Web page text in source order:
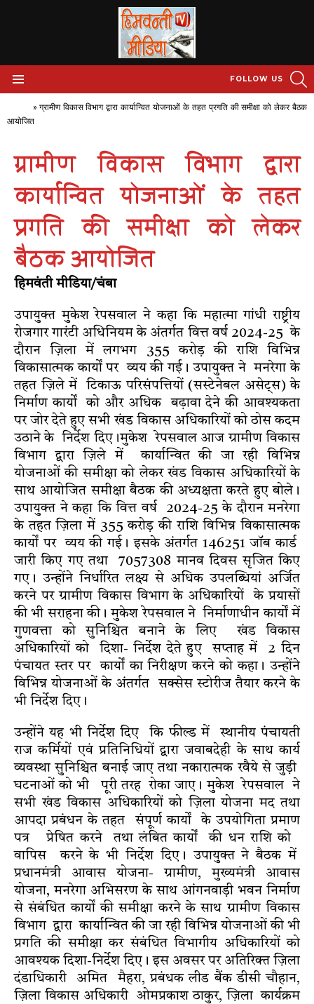
FOLLOW US
» ग्रामीण विकास विभाग द्वारा कार्यान्वित योजनाओं के तहत प्रगति की समीक्षा को लेकर बैठक
आयोजित
ग्रामीण विकास विभाग द्वारा
कार्यान्वित योजनाओं के तहत
प्रगति की समीक्षा को लेकर
बैठक आयोजित
हिमवंती मीडिया/चंबा
उपायुक्त मुकेश रेपसवाल ने कहा कि महात्मा गांधी राष्ट्रीय
रोजगार गारंटी अधिनियम के अंतर्गत वित्त वर्ष 2024-25 के
दौरान ज़िला में लगभग 355 करोड़ की राशि विभिन्न
विकासात्मक कार्यों पर व्यय की गई। उपायुक्त ने मनरेगा के
तहत ज़िले में टिकाऊ परिसंपत्तियों (सस्टेनेबल असेट्स) के
निर्माण कार्यों को और अधिक बढ़ावा देने की आवश्यकता
पर जोर देते हुए सभी खंड विकास अधिकारियों को ठोस कदम
उठाने के निर्देश दिए।मुकेश रेपसवाल आज ग्रामीण विकास
विभाग द्वारा ज़िले में कार्यान्वित की जा रही विभिन्न
योजनाओं की समीक्षा को लेकर खंड विकास अधिकारियों के
साथ आयोजित समीक्षा बैठक की अध्यक्षता करते हुए बोले।
उपायुक्त ने कहा कि वित्त वर्ष 2024-25 के दौरान मनरेगा
के तहत ज़िला में 355 करोड़ की राशि विभिन्न विकासात्मक
कार्यों पर व्यय की गई। इसके अंतर्गत 146251 जॉब कार्ड
जारी किए गए तथा 7057308 मानव दिवस सृजित किए
गए। उन्होंने निर्धारित लक्ष्य से अधिक उपलब्धियां अर्जित
करने पर ग्रामीण विकास विभाग के अधिकारियों के प्रयासों
की भी सराहना की। मुकेश रेपसवाल ने निर्माणाधीन कार्यों में
गुणवत्ता को सुनिश्चित बनाने के लिए खंड विकास
अधिकारियों को दिशा- निर्देश देते हुए सप्ताह में 2 दिन
पंचायत स्तर पर कार्यों का निरीक्षण करने को कहा। उन्होंने
विभिन्न योजनाओं के अंतर्गत सक्सेस स्टोरीज तैयार करने के
भी निर्देश दिए।
उन्होंने यह भी निर्देश दिए कि फील्ड में स्थानीय पंचायती
राज कर्मियों एवं प्रतिनिधियों द्वारा जवाबदेही के साथ कार्य
व्यवस्था सुनिश्चित बनाई जाए तथा नकारात्मक रवैये से जुड़ी
घटनाओं को भी पूरी तरह रोका जाए। मुकेश रेपसवाल ने
सभी खंड विकास अधिकारियों को ज़िला योजना मद तथा
आपदा प्रबंधन के तहत संपूर्ण कार्यों के उपयोगिता प्रमाण
पत्र प्रेषित करने तथा लंबित कार्यों की धन राशि को
वापिस करने के भी निर्देश दिए। उपायुक्त ने बैठक में
प्रधानमंत्री आवास योजना- ग्रामीण, मुख्यमंत्री आवास
योजना, मनरेगा अभिसरण के साथ आंगनवाड़ी भवन निर्माण
से संबंधित कार्यों की समीक्षा करने के साथ ग्रामीण विकास
विभाग द्वारा कार्यान्वित की जा रही विभिन्न योजनाओं की भी
प्रगति की समीक्षा कर संबंधित विभागीय अधिकारियों को
आवश्यक दिशा-निर्देश दिए। इस अवसर पर अतिरिक्त ज़िला
दंडाधिकारी अमित मैहरा, प्रबंधक लीड बैंक डीसी चौहान,
ज़िला विकास अधिकारी ओमप्रकाश ठाकुर, ज़िला कार्यक्रम